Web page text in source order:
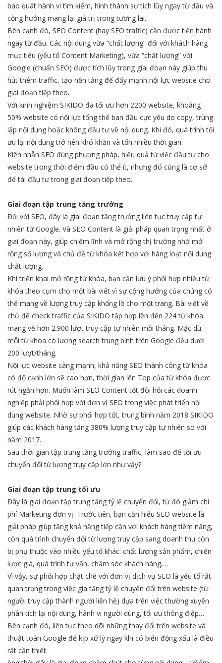
bao quát hành vi tìm kiếm, hình thành sự tích lũy ngay từ đầu và
cộng hưởng mang lại giá trị trong tương lai.
Bên cạnh đó, SEO Content (hay SEO traffic) cần được tiến hành
ngay từ đầu. Các nội dung vừa “chất lượng” đối với khách hàng
mục tiêu (yếu tố Content Marketing), vừa “chất lượng” với
Google (chuẩn SEO) được tích lũy trong giai đoạn này giúp thu
hút thêm traffic, tạo nền tảng để đẩy mạnh nội lực website cho
giai đoạn tiếp theo.
Với kinh nghiệm SIKIDO đã tối ưu hơn 2200 website, khoảng
50% website có nội lực tổng thể ban đầu cực yếu do copy, trùng
lặp nội dung hoặc không đầu tư về nội dung. Khi đó, quá trình tối
ưu lại nội dung trở nên khó khăn và tốn nhiều thời gian.
Kiên nhẫn SEO đúng phương pháp, hiệu quả từ việc đầu tư cho
website trong thời điểm đầu có thể ít, nhưng đó cũng là cơ sở
để tái đầu tư trong giai đoạn tiếp theo.
Giai đoạn tập trung tăng trưởng
Đối với SEO, đây là giai đoạn tăng trưởng liên tục truy cập tự
nhiên từ Google. Và SEO Content là giải pháp quan trọng nhất ở
giai đoạn này, giúp chiếm lĩnh và mở rộng thị trường nhờ mở
rộng số lượng và chủ đề từ khóa kết hợp với hàng loạt nội dung
chất lượng.
Khi triển khai mở rộng từ khóa, bạn cần lưu ý phối hợp nhiều từ
khóa theo cụm cho một bài viết vì sự cộng hưởng của chúng có
thể mang về lượng truy cập khổng lồ cho một trang. Bài viết về
chủ đề check traffic của SIKIDO tập hợp lên đến 224 từ khóa
mang về hơn 2.900 lượt truy cập tự nhiên mỗi tháng. Mặc dù
mỗi từ khóa có lượng search trung bình trên Google đều dưới
200 lượt/tháng.
Nội lực website càng mạnh, khả năng SEO thành công từ khóa
có độ cạnh lớn sẽ cao hơn, thời gian lên Top của từ khóa được
rút ngắn hơn. Muốn làm SEO Content tốt đòi hỏi các doanh
nghiệp phải phối hợp với đơn vị SEO trong việc phát triển nội
dung website. Nhờ sự phối hợp tốt, trung bình năm 2018 SIKIDO
giúp các khách hàng tăng 380% lượng truy cập tự nhiên so với
năm 2017.
Sau thời gian tập trung tăng trưởng traffic, làm sao để tối ưu
chuyển đổi từ lượng truy cập lớn như vậy?
Giai đoạn tập trung tối ưu
Đây là giai đoạn tập trung tăng tỷ lệ chuyển đổi, từ đó giảm chi
phí Marketing đơn vị. Trước tiên, bạn cần hiểu SEO website là
giải pháp giúp tăng khả năng tiếp cận với khách hàng tiềm năng,
còn quá trình chuyển đổi từ lượng truy cập sang doanh thu còn
bị phụ thuộc vào nhiều yếu tố khác: chất lượng sản phẩm, chiến
lược giá, quá trình tư vấn, chăm sóc khách hàng,…
Vì vậy, sự phối hợp chặt chẽ với đơn vị dịch vụ SEO là yếu tố rất
quan trọng trong việc gia tăng tỷ lệ chuyển đổi trên website (từ
người truy cập thành người liên hệ) dựa trên việc thường xuyên
phân tích lại nội dung, hành vi người dùng, tối ưu thông điệp…
Bên cạnh đó, liên tục theo dõi những thay đổi trên website và
thuật toán Google để kịp xử lý ngay khi có biến động xấu là điều
rất cần thiết.